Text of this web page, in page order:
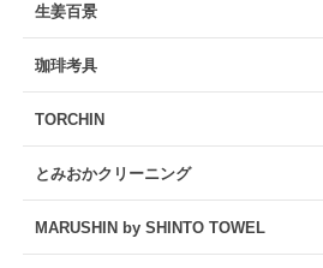
生姜百景
珈琲考具
TORCHIN
とみおかクリーニング
MARUSHIN by SHINTO TOWEL